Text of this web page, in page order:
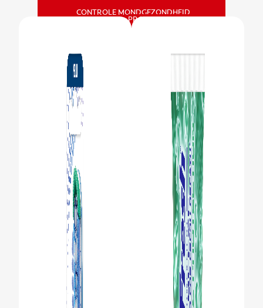
MISSIE
CONTROLE MONDGEZONDHEID
PRODUCTMATCH